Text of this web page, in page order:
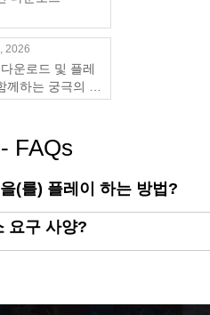
2026
운로드 및 플레
하는 궁극의 게
FAQs
(를) 플레이 하는 방법?
요구 사양?